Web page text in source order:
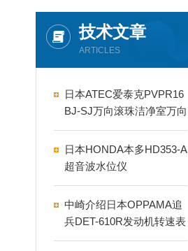
技术文章
ARTICLES
日本ATEC爱泰克PVPR16
BJ-SJ万向滚珠洁净室万向
球
日本HONDA本多HD353-A
超音波水位仪
中崎介绍日本OPPAMA追
兵DET-610R发动机转速表